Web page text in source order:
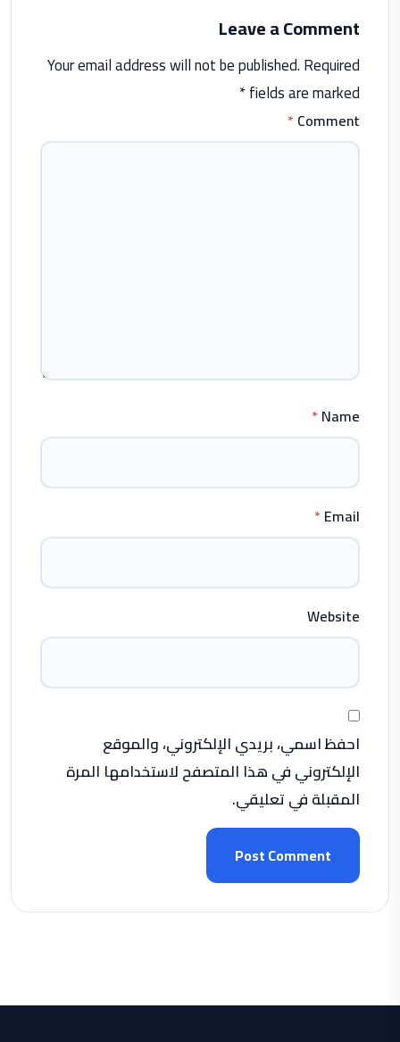
Leave a Comment
Your email address will not be published. Required
fields are marked *
Comment
*
Name
*
Email
*
Website
احفظ اسمي، بريدي الإلكتروني، والموقع
الإلكتروني في هذا المتصفح لاستخدامها المرة
المقبلة في تعليقي.
Post Comment